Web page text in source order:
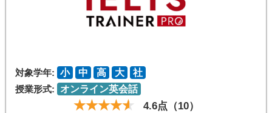
対象学年: 小 中 高 大
社
授業形式:
オンライン英会話
4.6点（10）